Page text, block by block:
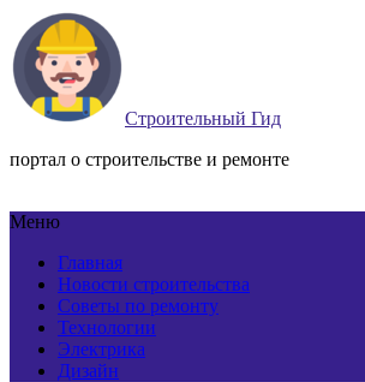
Строительный Гид
портал о строительстве и ремонте
Меню
Главная
Новости строительства
Советы по ремонту
Технологии
Электрика
Дизайн